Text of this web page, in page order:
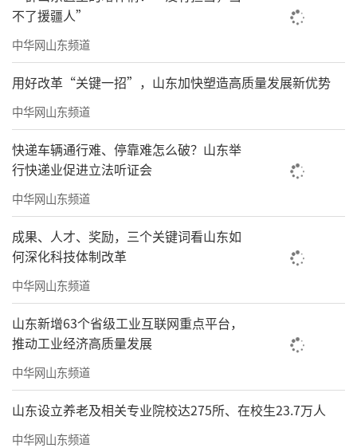
不了援疆人”
中华网山东频道
用好改革“关键一招”，山东加快塑造高质量发展新优势
中华网山东频道
快递车辆通行难、停靠难怎么破？山东举
行快递业促进立法听证会
中华网山东频道
成果、人才、奖励，三个关键词看山东如
何深化科技体制改革
中华网山东频道
山东新增63个省级工业互联网重点平台，
推动工业经济高质量发展
中华网山东频道
山东设立养老及相关专业院校达275所、在校生23.7万人
中华网山东频道